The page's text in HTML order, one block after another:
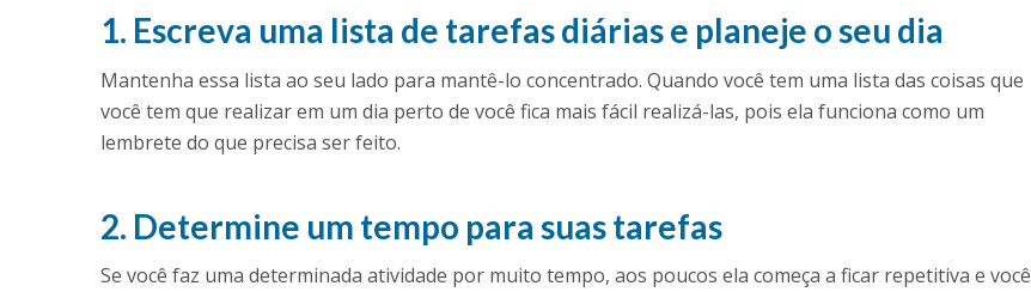
1. Escreva uma lista de tarefas diárias e planeje o seu dia
Mantenha essa lista ao seu lado para mantê-lo concentrado. Quando você tem uma lista das coisas que
você tem que realizar em um dia perto de você fica mais fácil realizá-las, pois ela funciona como um
lembrete do que precisa ser feito.
2. Determine um tempo para suas tarefas
Se você faz uma determinada atividade por muito tempo, aos poucos ela começa a ficar repetitiva e você